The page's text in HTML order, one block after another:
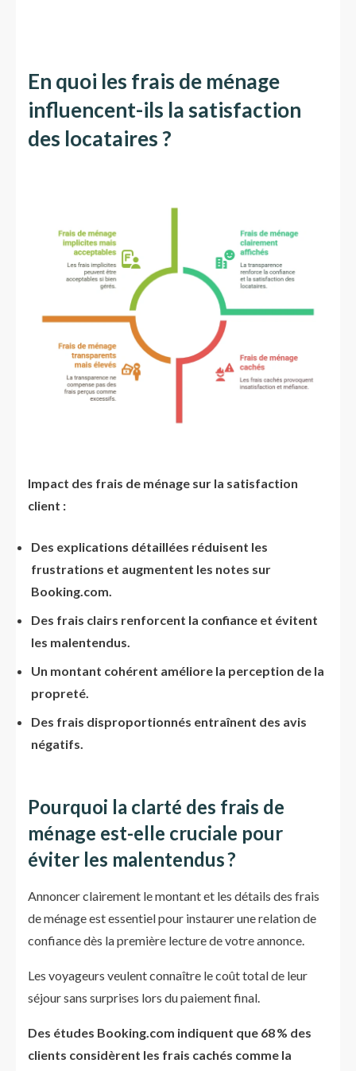
En quoi les frais de ménage
influencent-ils la satisfaction
des locataires ?
Impact des frais de ménage sur la satisfaction
client :
Des explications détaillées réduisent les
frustrations et augmentent les notes sur
Booking.com.
Des frais clairs renforcent la confiance et évitent
les malentendus.
Un montant cohérent améliore la perception de la
propreté.
Des frais disproportionnés entraînent des avis
négatifs.
Pourquoi la clarté des frais de
ménage est-elle cruciale pour
éviter les malentendus ?
Annoncer clairement le montant et les détails des frais
de ménage est essentiel pour instaurer une relation de
confiance dès la première lecture de votre annonce.
Les voyageurs veulent connaître le coût total de leur
séjour sans surprises lors du paiement final.
Des études Booking.com indiquent que 68 % des
clients considèrent les frais cachés comme la